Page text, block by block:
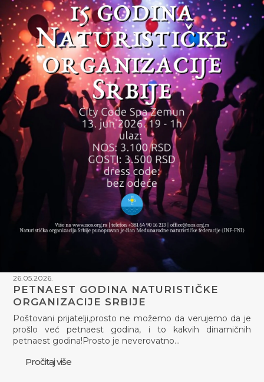
26.05.2026.
PETNAEST GODINA NATURISTIČKE
ORGANIZACIJE SRBIJE
Poštovani prijatelji,prosto ne možemo da verujemo da je
prošlo već petnaest godina, i to kakvih dinamičnih
petnaest godina!Prosto je neverovatno…
Pročitaj više